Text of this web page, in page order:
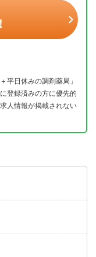
平日休みの調剤薬局」
登録済みの方に優先的
人情報が掲載されない